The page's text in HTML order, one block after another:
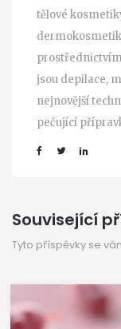
tělové
jsou depilace,
nejnovější
pečující
Související
Tyto příspěvky se